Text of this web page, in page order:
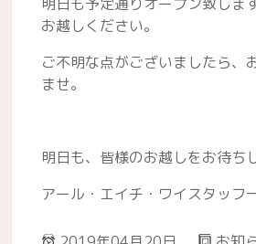
お越しください。
ご不明な点がございましたら、
ませ。
明日も、皆様のお越しをお待ち
アール・エイチ・ワイスタッフ